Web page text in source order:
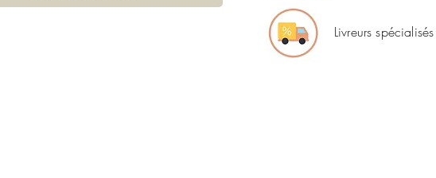
Livreurs spécialisés